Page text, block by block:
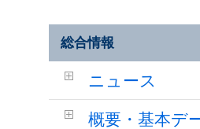
総合情報
ニュース
概要・基本デ